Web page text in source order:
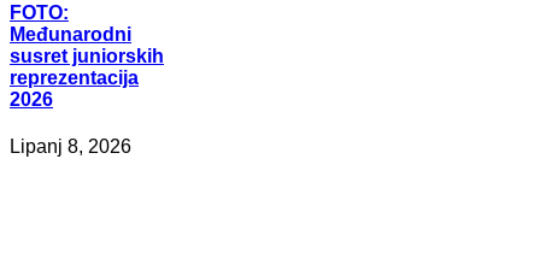
FOTO:
Međunarodni
susret juniorskih
reprezentacija
2026
Lipanj 8, 2026